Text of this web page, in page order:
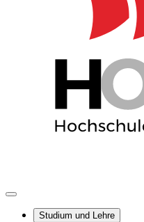
Studium und Lehre